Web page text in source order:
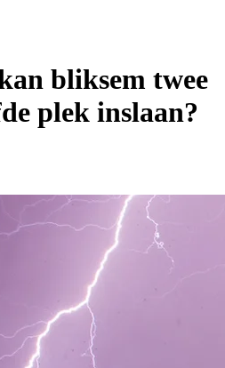
bliksem twee
plek inslaan?